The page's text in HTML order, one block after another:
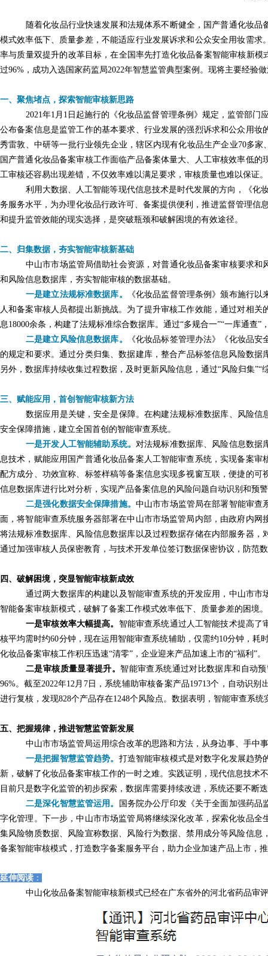
随着化妆品行业快速发展和法规体系不断健全，国产普通化妆
模式效率低下、质量参差，不能适应行业发展诉求和公众安全用妆需求
率与质量双提升的改革目标，在全国率先打造化妆品备案智能审核新
过96%，成功入选国家药监局2022年智慧监管典型案例。 现将主要经验
一、聚焦堵点，探索智能审核新思路
2021年1月1日起施行的《化妆品监督管理条例》规定，监管部
公布备案信息是监管工作的基本要求、行业发展的强烈诉求和公众用
秀雷敦、中研等一批行业领先企业，辖区内现有化妆品生产企业70多
国产普通化妆品备案审核工作面临产品备案体量大、人工审核效率低
工审核还容易出现差错，不仅效率难以满足要求，审核质量也难以保证。
利用大数据、人工智能等现代信息技术是时代发展的方向，《化
务服务水平，为办理化妆品行政许可、备案提供便利，推进监督管理信
和提升监管效能的现实选择，是突破瓶颈和破解困境的有效途径。
二、归集数据，夯实智能审核新基础
中山市市场监管局借助社会资源，对普通化妆品备案审核要求
和风险信息数据库，夯实智能审核的数据基础。
一是建立法规标准数据库。
《化妆品监督管理条例》颁布施行
人和备案审核人员都提出新挑战。为了提升审核工作效能，通过对相
息18000余条，构建了法规标准综合数据库。通过“多规合一”“一库通查”
二是建立风险信息数据库。
《化妆品标签管理办法》《化妆品
的规定和要求。通过分类归集、数据建库，整合产品标签信息风险数
另外，数据库持续收集过程数据，及时更新风险信息，通过“风险归集”“
三、赋能应用，首创智能审核新方法
数据应用是关键，安全是保障。在构建法规标准数据库、风险
安全保障措施，建立全国首创的智能审查系统。
一是开发人工智能辅助系统。 对法规标准数据库、风险信息数据
息技术，赋能应用国产普通化妆品备案人工智能审查系统，实现备案
配方成分、功效宣称、标签样稿等备案信息实现多视窗互联，便捷的
信息数据库进行比对分析，实现产品备案信息的风险问题自动识别和预
二是强化数据安全保障措施。 中山市市场监管局在部署智能审查
面，将智能审查系统服务器部署在中山市市场监管局内部，由政府内
将法规标准数据库、风险信息数据库以及过程数据存储在内部服务器
通过加强审核人员保密教育，与技术开发单位签订数据保密协议，防范
四、破解困境，突显智能审核新成效
通过两大数据库的构建以及智能审查系统的开发应用，中山市
智能备案审核新模式，破解了备案工作模式效率低下、质量参差的困境。
一是审核效率大幅提高。 智能审查系统通过人工智能技术提高了
核平均需时约60分钟，现在运用智能审查系统辅助，仅需约10分钟，
化妆品备案审核工作积压迅速“清零”，企业迎来产品加速上市的“福利”。
二是审核质量显著提升。智能审查系统通过对比数据库和自动
96%。截至2022年12月7日，系统辅助审核备案产品19713个，自动识
进行复核，发现828个产品存在1248个风险点。数据表明，智能审查系
五、把握规律，推进智慧监管新发展
中山市市场监管局运用综合改革的思路和方法，从身边事、手中
一是把握智慧监管趋势。 打造智能审核模式是对数字化发展趋势
新，破解了化妆品备案审核工作的一时之难。实践证明，现代信息技术
目前只是数字化监管的初步探索，数据库需要持续改进，系统还要不断
二是深化智慧监管运用。
国务院办公厅印发《关于全面加强药
字化管理。下一步，中山市市场监管局将继续深化改革，探索化妆品
集风险物质数据、风险宣称数据、风险行为数据、禁用成分等风险信
备案智能审核模式，打造数字备案服务平台，助力企业加速产品上市，
延伸阅读 ：
中山化妆品备案智能审核新模式已经在广东省外的河北省药品审